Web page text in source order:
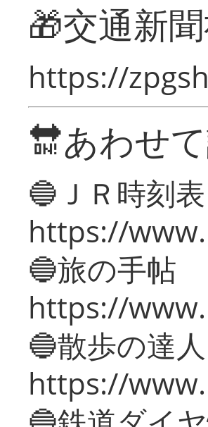
🎁交通新
https://
🔛あわせ
🔵ＪＲ時刻表
https://
🔵旅の手帖
https://
🔵散歩の達人
https://